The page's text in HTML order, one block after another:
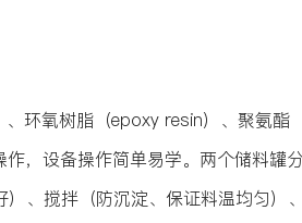
环氧树脂（epoxy resin）、聚氨
，设备操作简单易学。两个储料
、搅拌（防沉淀、保证料温均匀